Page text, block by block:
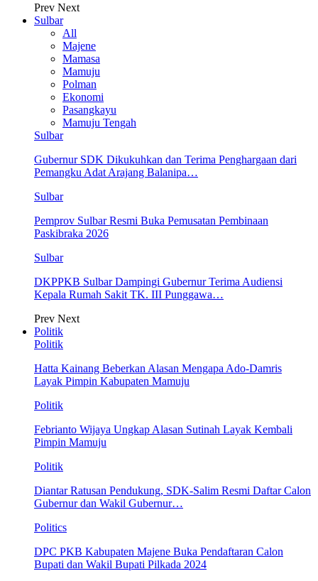
Prev Next
Sulbar
All
Majene
Mamasa
Mamuju
Polman
Ekonomi
Pasangkayu
Mamuju Tengah
Sulbar
Gubernur SDK Dikukuhkan dan Terima Penghargaan dari
Pemangku Adat Arajang Balanipa…
Sulbar
Pemprov Sulbar Resmi Buka Pemusatan Pembinaan
Paskibraka 2026
Sulbar
DKPPKB Sulbar Dampingi Gubernur Terima Audiensi
Kepala Rumah Sakit TK. III Punggawa…
Prev Next
Politik
Politik
Hatta Kainang Beberkan Alasan Mengapa Ado-Damris
Layak Pimpin Kabupaten Mamuju
Politik
Febrianto Wijaya Ungkap Alasan Sutinah Layak Kembali
Pimpin Mamuju
Politik
Diantar Ratusan Pendukung, SDK-Salim Resmi Daftar Calon
Gubernur dan Wakil Gubernur…
Politics
DPC PKB Kabupaten Majene Buka Pendaftaran Calon
Bupati dan Wakil Bupati Pilkada 2024